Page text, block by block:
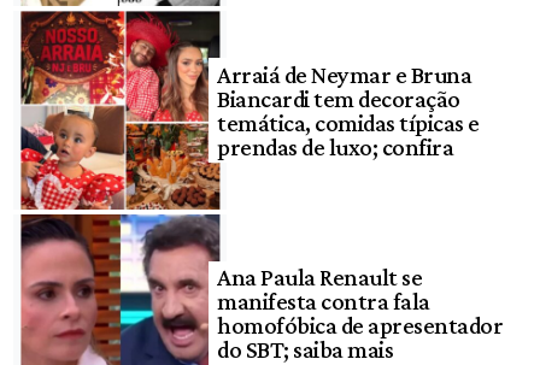
Arraiá de Neymar e Bruna
Biancardi tem decoração
temática, comidas típicas e
prendas de luxo; confira
Ana Paula Renault se
manifesta contra fala
homofóbica de apresentador
do SBT; saiba mais